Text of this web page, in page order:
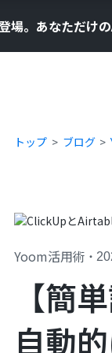
場。あなただけ
トップ ブログ
Yoom活用術 ・
【簡
自動